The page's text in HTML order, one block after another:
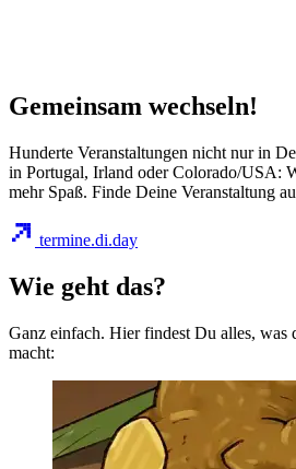
Gemeinsam wechseln!
Hunderte Veranstaltungen nicht nur in
in Portugal, Irland oder Colorado/USA:
mehr Spaß. Finde Deine Veranstaltung
termine.di.day
Wie geht das?
Ganz einfach. Hier findest Du alles, was
macht: